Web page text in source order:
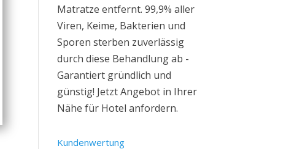
Matratze entfernt. 99,9% aller
Viren, Keime, Bakterien und
Sporen sterben zuverlässig
durch diese Behandlung ab -
Garantiert gründlich und
günstig! Jetzt Angebot in Ihrer
Nähe für Hotel anfordern.
Kundenwertung